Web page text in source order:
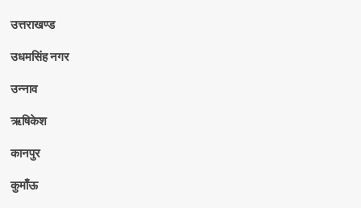
उत्तराखण्ड
उधमसिंह नगर
उन्नाव
ऋषिकेश
कानपुर
कुमाँऊ